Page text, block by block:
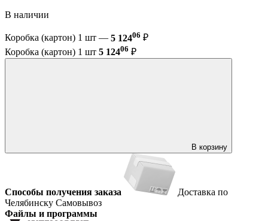
В наличии
Коробка (картон) 1 шт — 5 12406 ₽
Коробка (картон) 1 шт 5 12406 ₽
В корзину
Способы получения заказа
Доставка по
Челябинску Самовывоз
Файлы и программы